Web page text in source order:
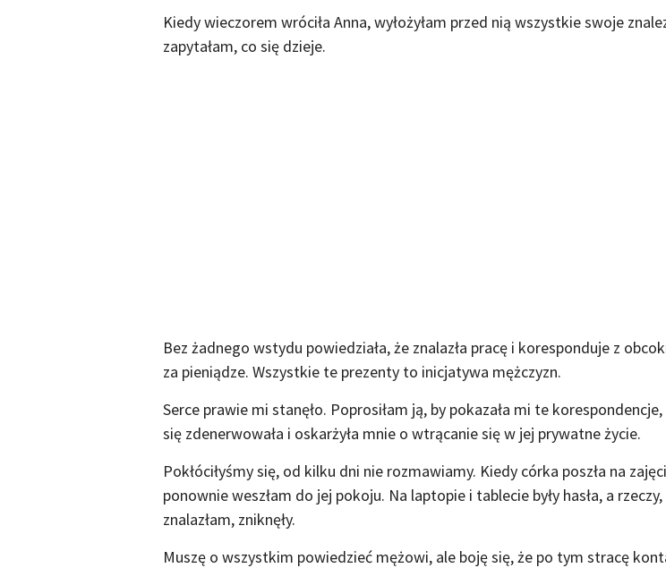
Kiedy wieczorem wróciła Anna, wyłożyłam przed nią wszystkie swoje
zapytałam, co się dzieje.
Bez żadnego wstydu powiedziała, że znalazła pracę i koresponduje z
za pieniądze. Wszystkie te prezenty to inicjatywa mężczyzn.
Serce prawie mi stanęło. Poprosiłam ją, by pokazała mi te korespondencje,
się zdenerwowała i oskarżyła mnie o wtrącanie się w jej prywatne życie.
Pokłóciłyśmy się, od kilku dni nie rozmawiamy. Kiedy córka poszła na
ponownie weszłam do jej pokoju. Na laptopie i tablecie były hasła, a
znalazłam, zniknęły.
Muszę o wszystkim powiedzieć mężowi, ale boję się, że po tym stracę